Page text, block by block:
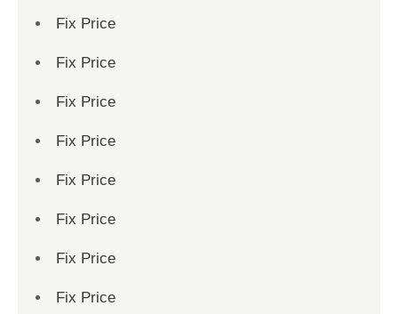
Fix Price
Fix Price
Fix Price
Fix Price
Fix Price
Fix Price
Fix Price
Fix Price